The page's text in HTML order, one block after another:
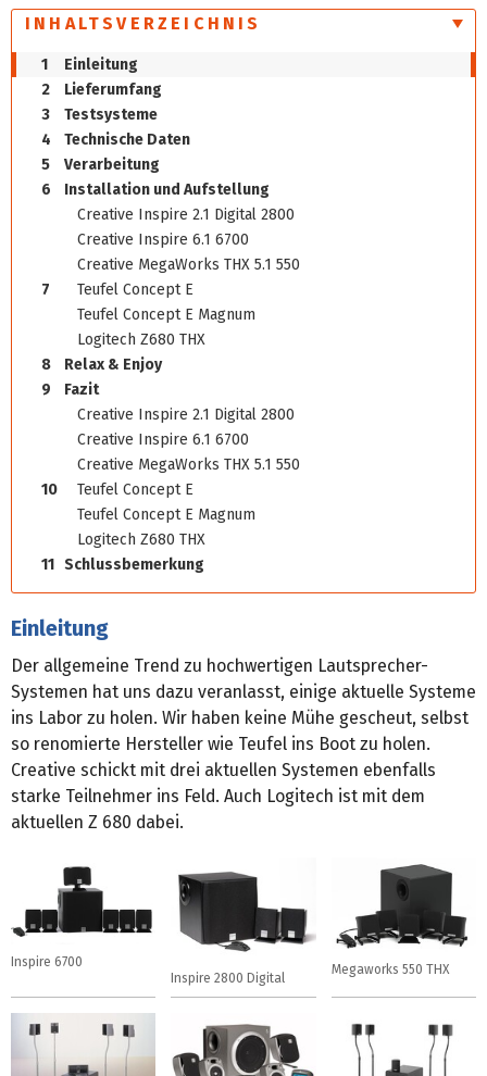
INHALTSVERZEICHNIS
1
Einleitung
2
Lieferumfang
3
Testsysteme
4
Technische Daten
5
Verarbeitung
6
Installation und Aufstellung
Creative Inspire 2.1 Digital 2800
Creative Inspire 6.1 6700
Creative MegaWorks THX 5.1 550
7
Teufel Concept E
Teufel Concept E Magnum
Logitech Z680 THX
8
Relax & Enjoy
9
Fazit
Creative Inspire 2.1 Digital 2800
Creative Inspire 6.1 6700
Creative MegaWorks THX 5.1 550
10
Teufel Concept E
Teufel Concept E Magnum
Logitech Z680 THX
11 Schlussbemerkung
Einleitung
Der allgemeine Trend zu hochwertigen Lautsprecher-
Systemen hat uns dazu veranlasst, einige aktuelle Systeme
ins Labor zu holen. Wir haben keine Mühe gescheut, selbst
so renomierte Hersteller wie Teufel ins Boot zu holen.
Creative schickt mit drei aktuellen Systemen ebenfalls
starke Teilnehmer ins Feld. Auch Logitech ist mit dem
aktuellen Z 680 dabei.
Inspire 6700
Inspire 2800 Digital
Megaworks 550 THX